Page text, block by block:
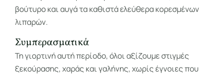
βούτυρο και αυγά τα καθιστά ελεύθερα κορεσμένων
λιπαρών.
Συμπερασματικά
Τη γιορτινή αυτή περίοδο, όλοι αξίζουμε στιγμές
ξεκούρασης, χαράς και γαλήνης, χωρίς έγνοιες που